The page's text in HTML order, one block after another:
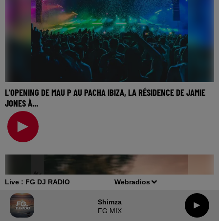
Live : FG DJ RADIO Webradios
Shimza
FG MIX
L'OPENING DE MAU P AU PACHA IBIZA, LA RÉSIDENCE DE JAMIE
JONES À...
🎧 Ecoutez Radio FG sur http://www.radiofg.com 📱 et sur
l’Application FG (IOS https://urlz.fr/hhZx